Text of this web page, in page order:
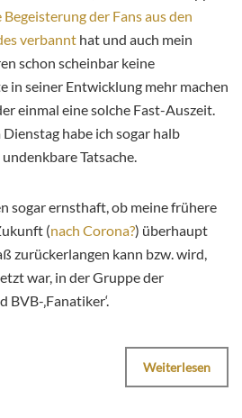
Begeisterung der Fans aus den
verbannt hat und auch mein
schon scheinbar keine
in seiner Entwicklung mehr machen
einmal eine solche Fast-Auszeit.
habe ich sogar halb
Tatsache.
sogar ernsthaft, ob meine frühere
(nach Corona?) überhaupt
zurückerlangen kann bzw. wird,
war, in der Gruppe der
‚Fanatiker‘.
Weiterlesen